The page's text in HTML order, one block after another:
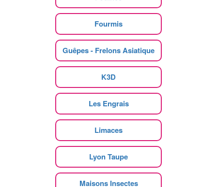
Fourmis
Guêpes - Frelons Asiatique
K3D
Les Engrais
Limaces
Lyon Taupe
Maisons Insectes